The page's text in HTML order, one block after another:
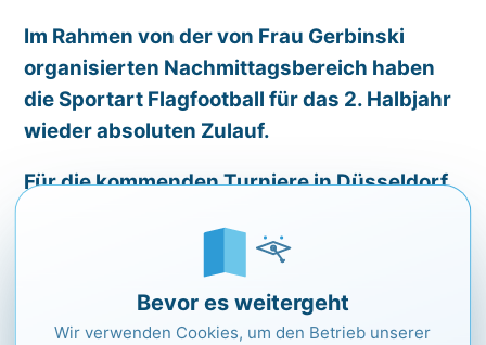
Im Rahmen von der von Frau Gerbinski
organisierten Nachmittagsbereich haben
die Sportart Flagfootball für das 2. Halbjahr
wieder absoluten Zulauf.
Für die kommenden Turniere in Düsseldorf
Jetzt wird fleißig geübt, denn es soll wieder
heißen: Tochdown Razorbacks aus
Bevor es weitergeht
Wir verwenden Cookies, um den Betrieb unserer